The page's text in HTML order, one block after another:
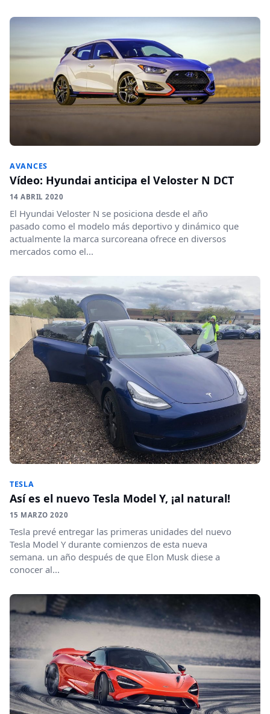
AVANCES
Vídeo: Hyundai anticipa el Veloster N DCT
14 ABRIL 2020
El Hyundai Veloster N se posiciona desde el año
pasado como el modelo más deportivo y dinámico que
actualmente la marca surcoreana ofrece en diversos
mercados como el...
TESLA
Así es el nuevo Tesla Model Y, ¡al natural!
15 MARZO 2020
Tesla prevé entregar las primeras unidades del nuevo
Tesla Model Y durante comienzos de esta nueva
semana. un año después de que Elon Musk diese a
conocer al...